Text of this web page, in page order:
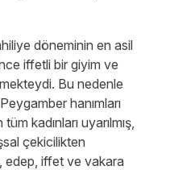
döneminin en asil
iffetli bir giyim ve
Bu nedenle
hanımları
kadınları uyarılmış,
çekicilikten
edep, iffet ve vakara